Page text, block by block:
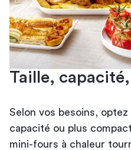
Taille,
Selon vos besoins, optez
capacité ou plus
mini-fours à chaleur